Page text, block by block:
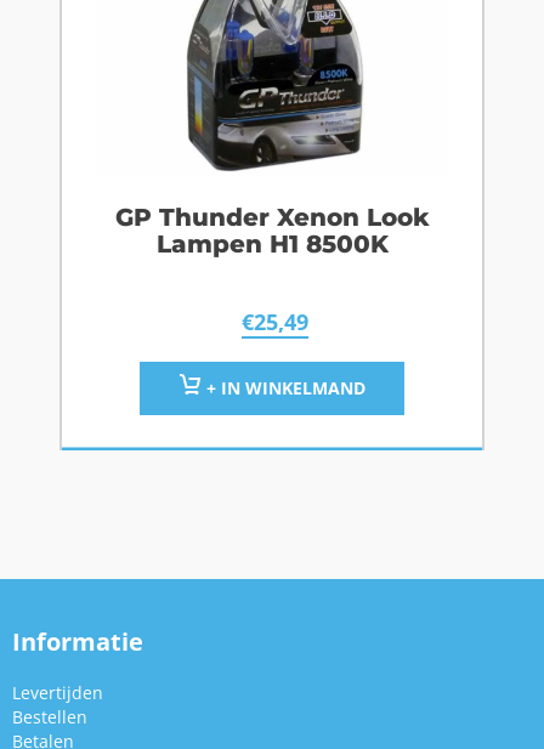
GP Thunder Xenon Look
Lampen H1 8500K
€25,49
+ IN WINKELMAND
Informatie
Levertijden
Bestellen
Betalen